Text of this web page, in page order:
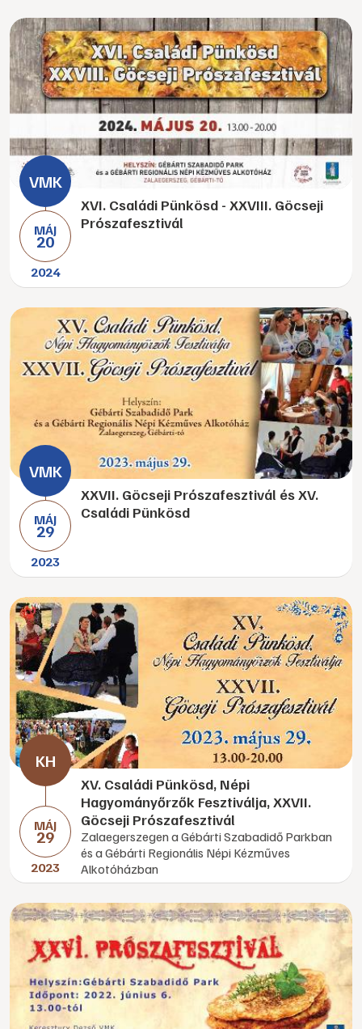
MÁJ
20
2024
XVI. Családi Pünkösd - XXVIII. Göcseji
Prószafesztivál
MÁJ
29
2023
XXVII. Göcseji Prószafesztivál és XV.
Családi Pünkösd
MÁJ
29
2023
XV. Családi Pünkösd, Népi
Hagyományőrzők Fesztiválja, XXVII.
Göcseji Prószafesztivál
Zalaegerszegen a Gébárti Szabadidő Parkban
és a Gébárti Regionális Népi Kézműves
Alkotóházban